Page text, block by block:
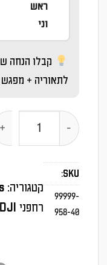
ראש
וני
קבלו הנחה
לתאוריה +
כמות של רחפן – (DJI Avata 360 Motion Fly More Combo (DJI Goggles N3
SKU:
99999-
958-40
קטגוריה:
רחפני DJI